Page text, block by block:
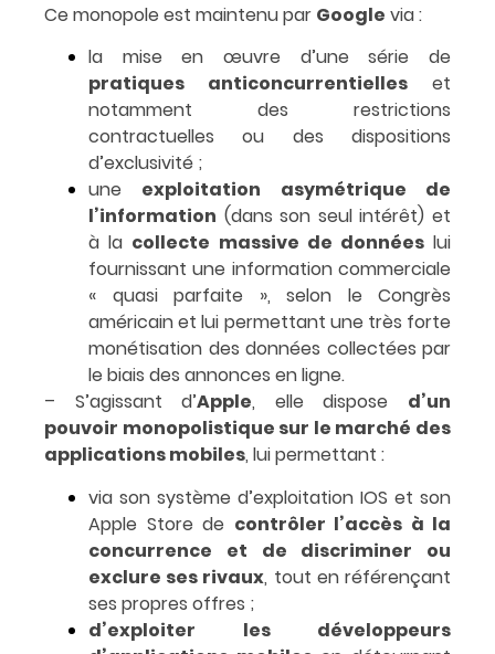
Ce monopole est maintenu par Google via :
la mise en œuvre d’une série de
pratiques anticoncurrentielles et
notamment des restrictions
contractuelles ou des dispositions
d’exclusivité ;
une exploitation asymétrique de
l’information (dans son seul intérêt) et
à la collecte massive de donnéeslui
fournissant une information commerciale
« quasi parfaite », selon le Congrès
américain et lui permettant une très forte
monétisation des données collectées par
le biais des annonces en ligne.
– S’agissant d’Apple, elle dispose d’un
pouvoir monopolistique sur le marché des
applications mobiles, lui permettant :
via son système d’exploitation IOS et son
Apple Store de contrôler l’accès à la
concurrence et de discriminer ou
exclure ses rivaux, tout en référençant
ses propres offres ;
d’exploiter les développeurs